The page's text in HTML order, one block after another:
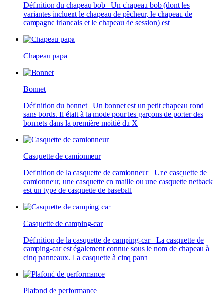
Définition du chapeau bob Un chapeau bob (dont les
variantes incluent le chapeau de pêcheur, le chapeau de
campagne irlandais et le chapeau de session) est
Chapeau papa
Bonnet
Définition du bonnet Un bonnet est un petit chapeau rond
sans bords. Il était à la mode pour les garçons de porter des
bonnets dans la première moitié du X
Casquette de camionneur
Définition de la casquette de camionneur Une casquette de
camionneur, une casquette en maille ou une casquette netback
est un type de casquette de baseball
Casquette de camping-car
Définition de la casquette de camping-car La casquette de
camping-car est également connue sous le nom de chapeau à
cinq panneaux. La casquette à cinq pann
Plafond de performance